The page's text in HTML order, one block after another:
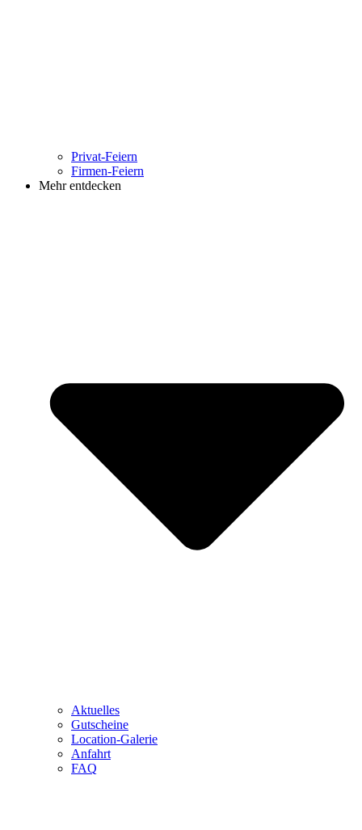
Privat-Feiern
Firmen-Feiern
Mehr entdecken
Aktuelles
Gutscheine
Location-Galerie
Anfahrt
FAQ